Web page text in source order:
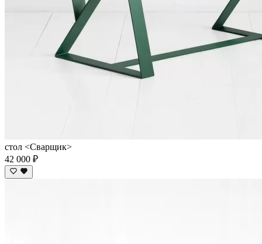
стол <Сварщик>
42 000 ₽